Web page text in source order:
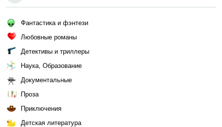
Фантастика и фэнтези
Любовные романы
Детективы и триллеры
Наука, Образование
Документальные
Проза
Приключения
Детская литература